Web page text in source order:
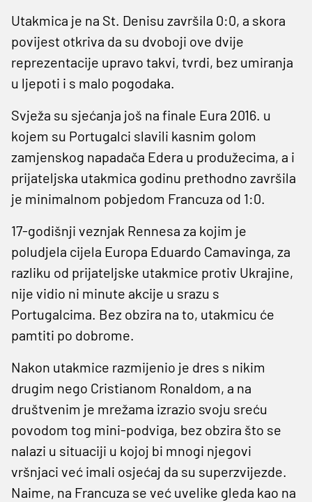
Utakmica je na St. Denisu završila 0:0, a skora
povijest otkriva da su dvoboji ove dvije
reprezentacije upravo takvi, tvrdi, bez umiranja
u ljepoti i s malo pogodaka.
Svježa su sjećanja još na finale Eura 2016. u
kojem su Portugalci slavili kasnim golom
zamjenskog napadača Edera u produžecima, a i
prijateljska utakmica godinu prethodno završila
je minimalnom pobjedom Francuza od 1:0.
17-godišnji veznjak Rennesa za kojim je
poludjela cijela Europa Eduardo Camavinga, za
razliku od prijateljske utakmice protiv Ukrajine,
nije vidio ni minute akcije u srazu s
Portugalcima. Bez obzira na to, utakmicu će
pamtiti po dobrome.
Nakon utakmice razmijenio je dres s nikim
drugim nego Cristianom Ronaldom, a na
društvenim je mrežama izrazio svoju sreću
povodom tog mini-podviga, bez obzira što se
nalazi u situaciji u kojoj bi mnogi njegovi
vršnjaci već imali osjećaj da su superzvijezde.
Naime, na Francuza se već uvelike gleda kao na